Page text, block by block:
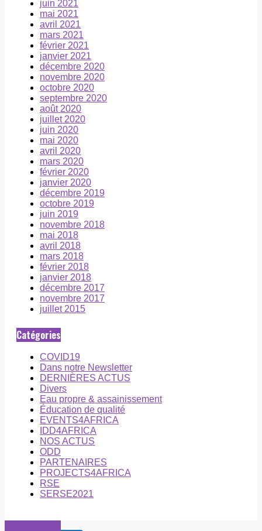
juin 2021
mai 2021
avril 2021
mars 2021
février 2021
janvier 2021
décembre 2020
novembre 2020
octobre 2020
septembre 2020
août 2020
juillet 2020
juin 2020
mai 2020
avril 2020
mars 2020
février 2020
janvier 2020
décembre 2019
octobre 2019
juin 2019
novembre 2018
mai 2018
avril 2018
mars 2018
février 2018
janvier 2018
décembre 2017
novembre 2017
juillet 2015
Catégories
COVID19
Dans notre Newsletter
DERNIÈRES ACTUS
Divers
Eau propre & assainissement
Éducation de qualité
EVENTS4AFRICA
IDD4AFRICA
NOS ACTUS
ODD
PARTENAIRES
PROJECTS4AFRICA
RSE
SERSE2021